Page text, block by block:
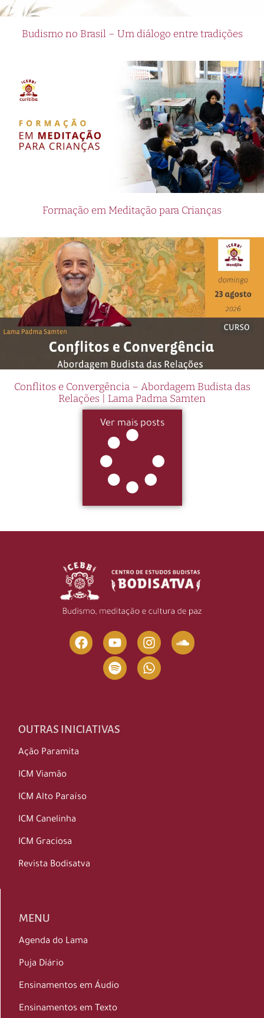
Budismo no Brasil – Um diálogo entre tradições
Formação em Meditação para Crianças
Conflitos e Convergência – Abordagem Budista das
Relações | Lama Padma Samten
Ver mais posts
OUTRAS INICIATIVAS
Ação Paramita
ICM Viamão
ICM Alto Paraíso
ICM Canelinha
ICM Graciosa
Revista Bodisatva
MENU
Agenda do Lama
Puja Diário
Ensinamentos em Áudio
Ensinamentos em Texto